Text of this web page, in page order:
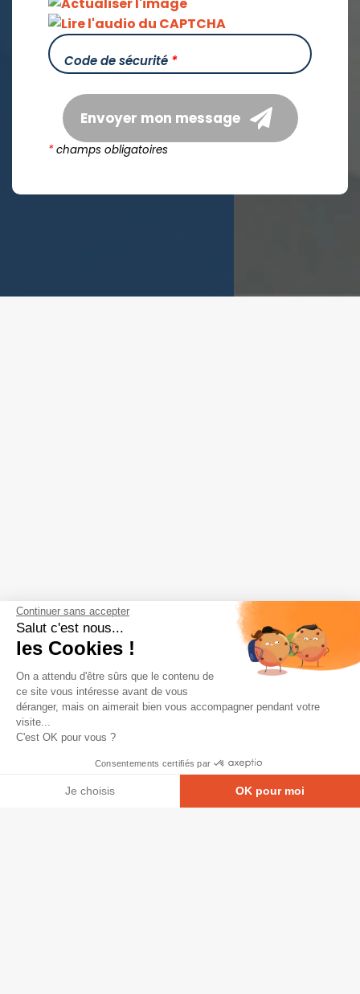
Code de sécurité *
Envoyer mon message
*champs obligatoires
Continuer sans accepter
Salut c'est nous...
les Cookies !
On a attendu d'être sûrs que le contenu de
ce site vous intéresse avant de vous
déranger, mais on aimerait bien vous accompagner pendant votre
visite...
C'est OK pour vous ?
Consentements certifiés par
Je choisis OK pour moi